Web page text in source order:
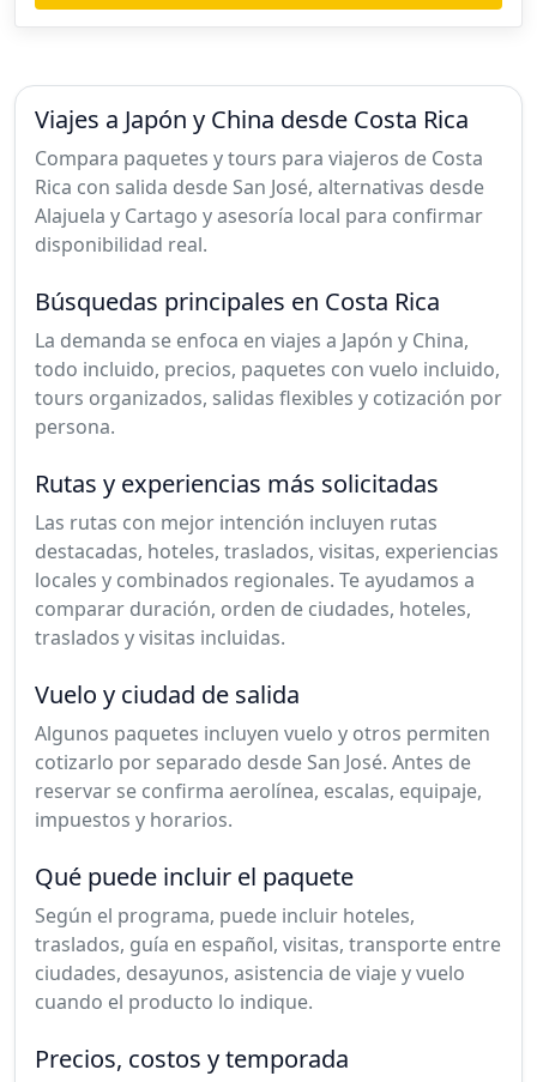
Viajes a Japón y China desde Costa Rica
Compara paquetes y tours para viajeros de Costa
Rica con salida desde San José, alternativas desde
Alajuela y Cartago y asesoría local para confirmar
disponibilidad real.
Búsquedas principales en Costa Rica
La demanda se enfoca en viajes a Japón y China,
todo incluido, precios, paquetes con vuelo incluido,
tours organizados, salidas flexibles y cotización por
persona.
Rutas y experiencias más solicitadas
Las rutas con mejor intención incluyen rutas
destacadas, hoteles, traslados, visitas, experiencias
locales y combinados regionales. Te ayudamos a
comparar duración, orden de ciudades, hoteles,
traslados y visitas incluidas.
Vuelo y ciudad de salida
Algunos paquetes incluyen vuelo y otros permiten
cotizarlo por separado desde San José. Antes de
reservar se confirma aerolínea, escalas, equipaje,
impuestos y horarios.
Qué puede incluir el paquete
Según el programa, puede incluir hoteles,
traslados, guía en español, visitas, transporte entre
ciudades, desayunos, asistencia de viaje y vuelo
cuando el producto lo indique.
Precios, costos y temporada